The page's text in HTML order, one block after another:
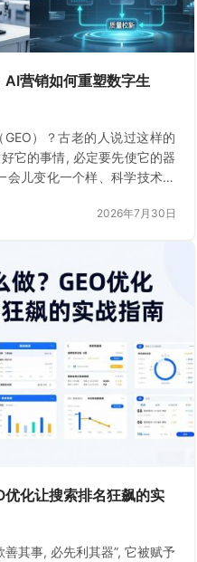
AI营销如何重塑数字生
）？古老的人说过这样的
它的事情, 必定要先使它的器
会儿变化一个样、科学技术飞
2026年7月30日
化让搜索排名狂飙的实
其事, 必先利其器”, 它被赋予